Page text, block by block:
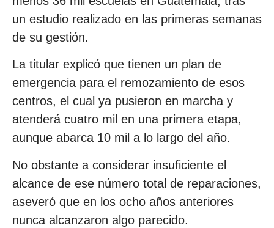
un estudio realizado en las primeras semanas
de su gestión.
La titular explicó que tienen un plan de
emergencia para el remozamiento de esos
centros, el cual ya pusieron en marcha y
atenderá cuatro mil en una primera etapa,
aunque abarca 10 mil a lo largo del año.
No obstante a considerar insuficiente el
alcance de ese número total de reparaciones,
aseveró que en los ocho años anteriores
nunca alcanzaron algo parecido.